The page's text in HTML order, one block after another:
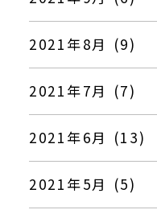
2021年8月 (9)
2021年7月 (7)
2021年6月 (13)
2021年5月 (5)